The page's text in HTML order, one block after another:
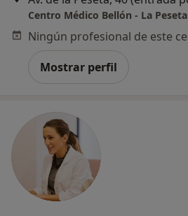
Centro Médico Bellón - La Peseta
Mostrar perfil